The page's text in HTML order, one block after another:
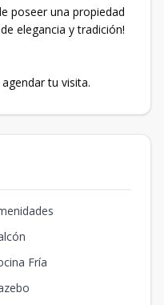
poseer una propiedad
elegancia y tradición!
tu visita.
Fría